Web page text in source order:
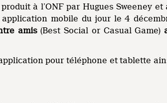
à l’ONF par Hugues Sweeney
mobile du jour le 4
amis(Best Social or Casual Game)
pour téléphone et tablette